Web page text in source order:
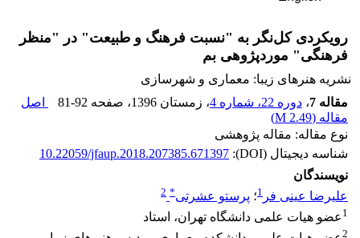
رویکردی کل‌نگر به "نسبت فرهنگ و طبیعت" در "منظر
فرهنگی" موردپژوهی بم
نشریه هنرهای زیبا: معماری و شهرسازی
مقاله 7
، دوره 22، شماره 4 ، زمستان 1396 ، صفحه 81-92
اصل
مقاله (2.49 M
)
نوع مقاله: مقاله پژوهشی
شناسه دیجیتال (DOI):
10.22059/jfaup.2018.207385.671397
نویسندگان
علیرضا عینی فر 1؛ پرستو عشرتی*
2
1 عضو هیات علمی دانشگاه تهران، استاد
2